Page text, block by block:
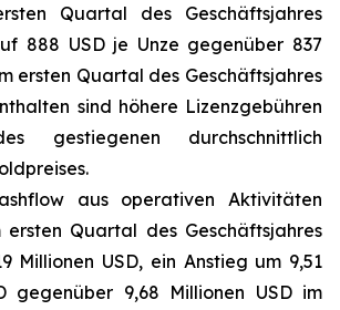
Quartal des Geschäftsjahres
888 USD je Unze gegenüber 837
ersten Quartal des Geschäftsjahres
sind höhere Lizenzgebühren
gestiegenen durchschnittlich
aus operativen Aktivitäten
ersten Quartal des Geschäftsjahres
Millionen USD, ein Anstieg um 9,51
gegenüber 9,68 Millionen USD im